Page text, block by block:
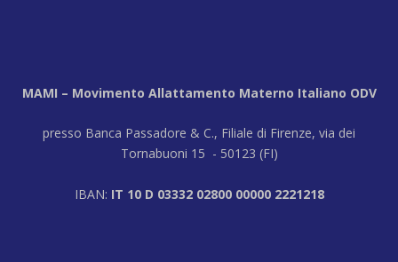
MAMI – Movimento Allattamento Materno Italiano ODV
presso Banca Passadore & C., Filiale di Firenze, via dei
Tornabuoni 15 - 50123 (FI)
IBAN: IT 10 D 03332 02800 00000 2221218